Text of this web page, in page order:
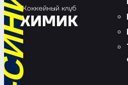
Хоккейный клуб
ХИМИК